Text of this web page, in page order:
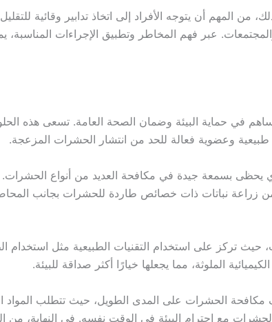
أن يتوجه الأفراد إلى اتخاذ تدابير وقائية
عبر فهم المخاطر وتطبيق الإجراءات المناسبة،
في حماية البيئة وضمان الصحة العامة. تسعى هذه
وعضوية فعالة للحد من انتشار الحشرات المزعجة.
يحظى بسمعة جيدة في مكافحة العديد من أنواع
زراعة نباتات ذات خصائص طاردة للحشرات بجانب
تركز على استخدام التقنيات الطبيعية مثل استخدام
الملوثة، مما يجعلها خيارًا أكثر صداقة للبيئة.
الحشرات على المدى الطويل، حيث تتطلب المواد
مع احترام البيئة في الوقت نفسه. في النهاية، من